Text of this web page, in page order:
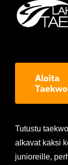
Aloita
Tutustu
alkavat kaksi
junioreille,